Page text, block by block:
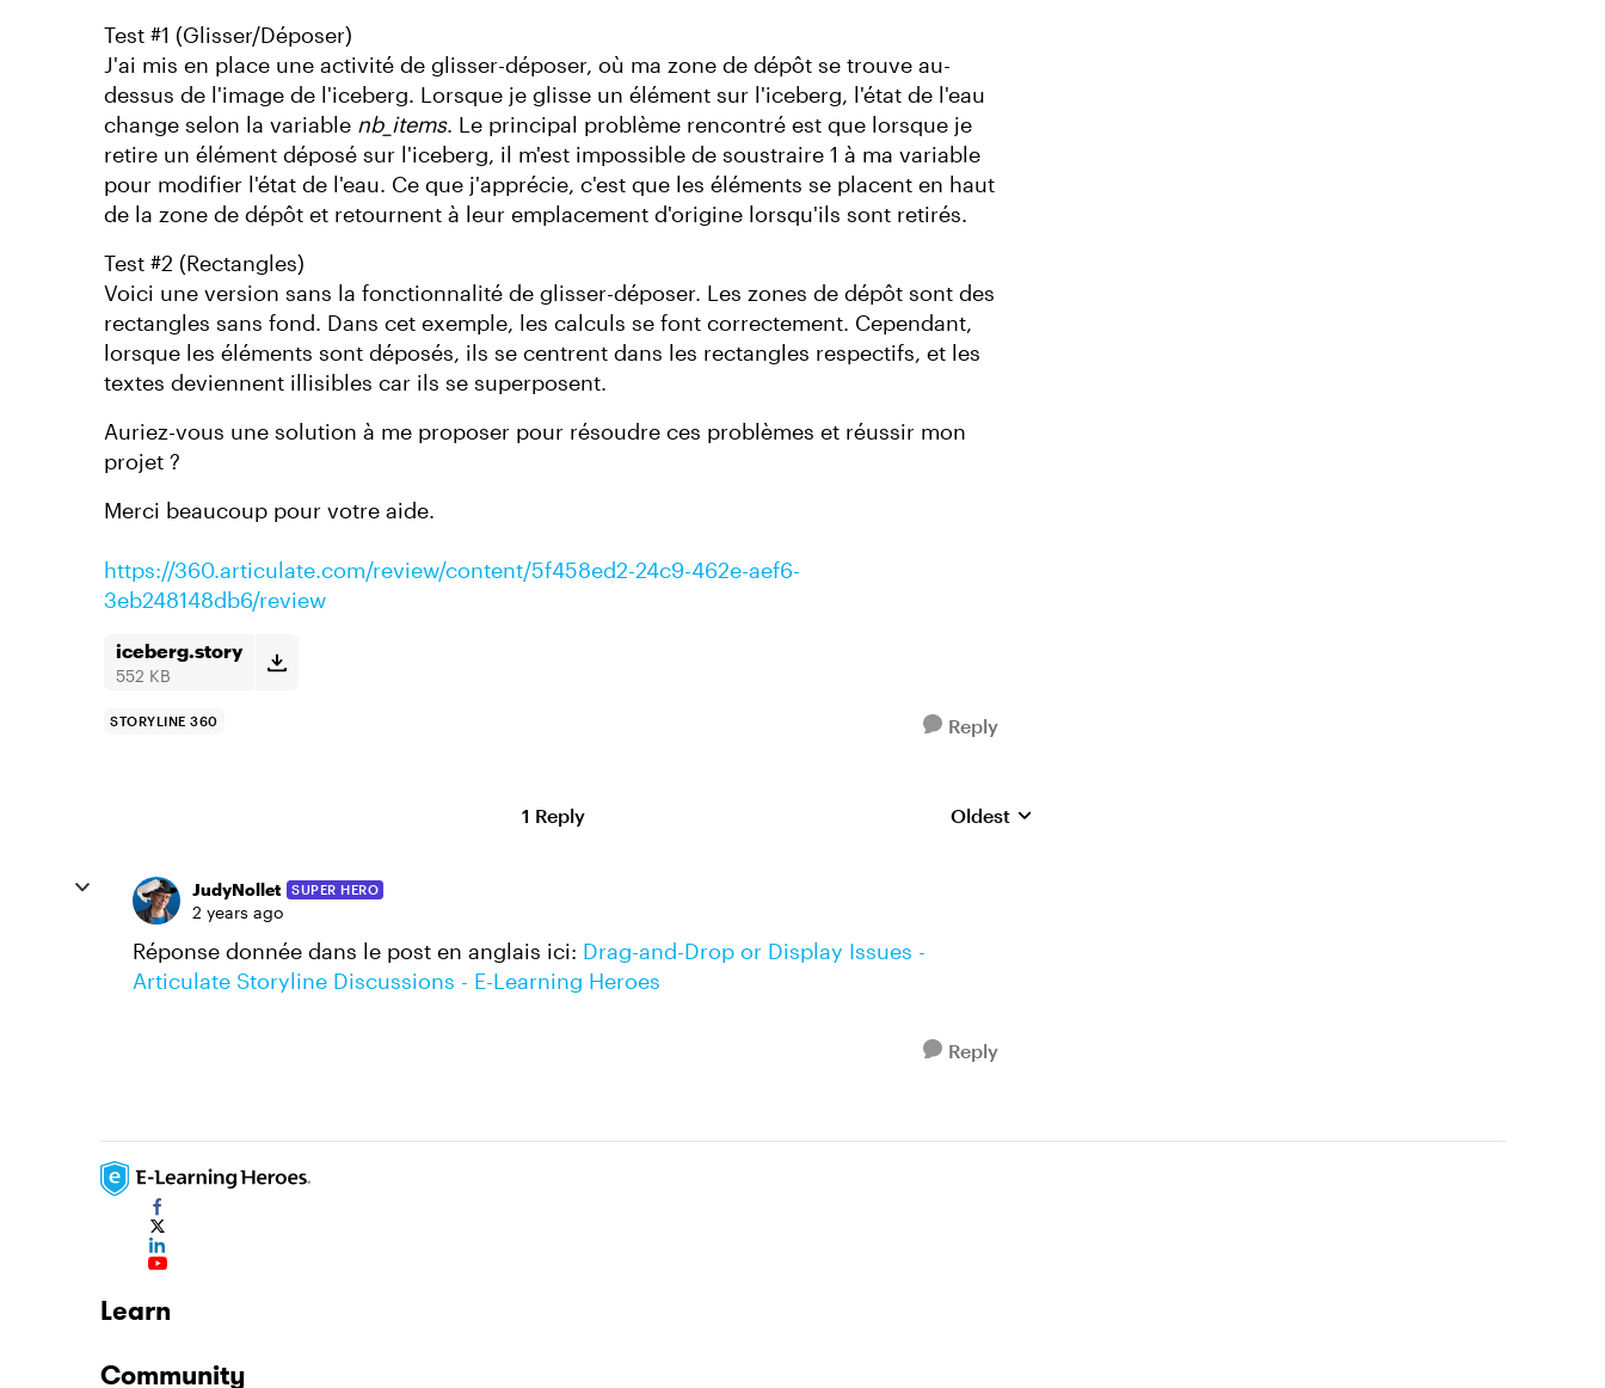
Test #1 (Glisser/Déposer)
J'ai mis en place une activité de glisser-déposer, où ma zone de dépôt se trouve au-
dessus de l'image de l'iceberg. Lorsque je glisse un élément sur l'iceberg, l'état de l'eau
change selon la variable nb_items. Le principal problème rencontré est que lorsque je
retire un élément déposé sur l'iceberg, il m'est impossible de soustraire 1 à ma variable
pour modifier l'état de l'eau. Ce que j'apprécie, c'est que les éléments se placent en haut
de la zone de dépôt et retournent à leur emplacement d'origine lorsqu'ils sont retirés.
Test #2 (Rectangles)
Voici une version sans la fonctionnalité de glisser-déposer. Les zones de dépôt sont des
rectangles sans fond. Dans cet exemple, les calculs se font correctement. Cependant,
lorsque les éléments sont déposés, ils se centrent dans les rectangles respectifs, et les
textes deviennent illisibles car ils se superposent.
Auriez-vous une solution à me proposer pour résoudre ces problèmes et réussir mon
projet ?
Merci beaucoup pour votre aide.
https://360.articulate.com/review/content/5f458ed2-24c9-462e-aef6-
3eb248148db6/review
iceberg.story
552 KB
STORYLINE 360 Reply
1 Reply Replies sorted by
Oldest
JudyNollet SUPER HERO
2 years ago
Réponse donnée dans le post en anglais ici: Drag-and-Drop or Display Issues -
Articulate Storyline Discussions - E-Learning Heroes
Reply
Learn
Community